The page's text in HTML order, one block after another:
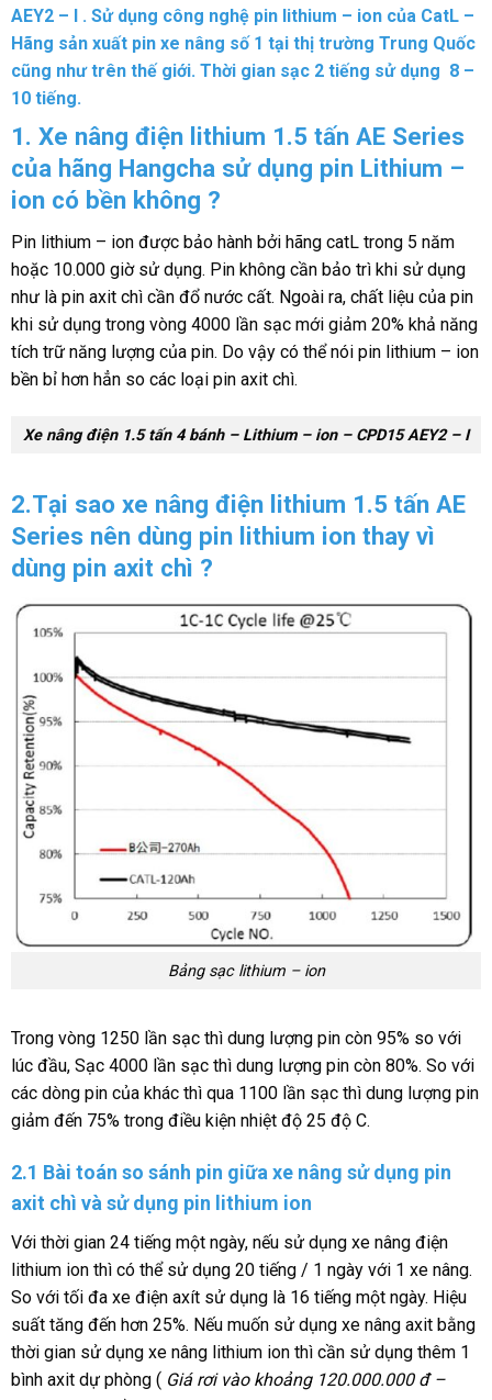
AEY2 – I . Sử dụng công nghệ pin lithium – ion của CatL –
Hãng sản xuất pin xe nâng số 1 tại thị trường Trung Quốc
cũng như trên thế giới. Thời gian sạc 2 tiếng sử dụng 8 –
10 tiếng.
1. Xe nâng điện lithium 1.5 tấn AE Series
của hãng Hangcha sử dụng pin Lithium –
ion có bền không ?
Pin lithium – ion được bảo hành bởi hãng catL trong 5 năm
hoặc 10.000 giờ sử dụng. Pin không cần bảo trì khi sử dụng
như là pin axit chì cần đổ nước cất. Ngoài ra, chất liệu của pin
khi sử dụng trong vòng 4000 lần sạc mới giảm 20% khả năng
tích trữ năng lượng của pin. Do vậy có thể nói pin lithium – ion
bền bỉ hơn hẳn so các loại pin axit chì.
Xe nâng điện 1.5 tấn 4 bánh – Lithium – ion – CPD15 AEY2 – I
2.Tại sao xe nâng điện lithium 1.5 tấn AE
Series nên dùng pin lithium ion thay vì
dùng pin axit chì ?
Bảng sạc lithium – ion
Trong vòng 1250 lần sạc thì dung lượng pin còn 95% so với
lúc đầu, Sạc 4000 lần sạc thì dung lượng pin còn 80%. So với
các dòng pin của khác thì qua 1100 lần sạc thì dung lượng pin
giảm đến 75% trong điều kiện nhiệt độ 25 độ C.
2.1 Bài toán so sánh pin giữa xe nâng sử dụng pin
axit chì và sử dụng pin lithium ion
Với thời gian 24 tiếng một ngày, nếu sử dụng xe nâng điện
lithium ion thì có thể sử dụng 20 tiếng / 1 ngày với 1 xe nâng.
So với tối đa xe điện axít sử dụng là 16 tiếng một ngày. Hiệu
suất tăng đến hơn 25%. Nếu muốn sử dụng xe nâng axit bằng
thời gian sử dụng xe nâng lithium ion thì cần sử dụng thêm 1
bình axit dự phòng ( Giá rơi vào khoảng 120.000.000 đ –